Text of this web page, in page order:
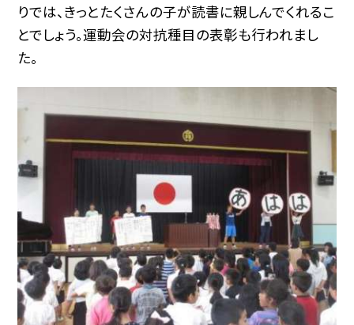
りでは、きっとたくさんの子が読書に親しんでくれるこ
とでしょう。運動会の対抗種目の表彰も行われまし
た。